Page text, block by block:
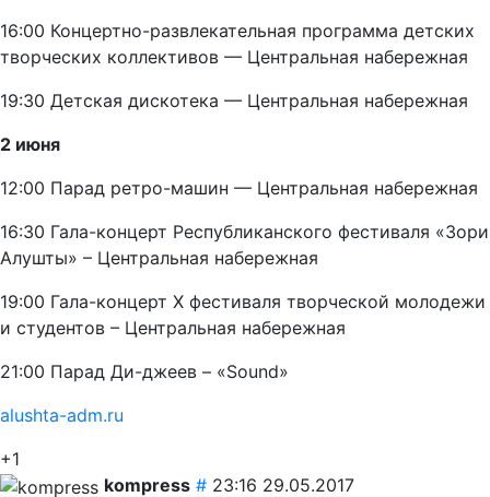
16:00 Концертно-развлекательная программа детских
творческих коллективов — Центральная набережная
19:30 Детская дискотека — Центральная набережная
2 июня
12:00 Парад ретро-машин — Центральная набережная
16:30 Гала-концерт Республиканского фестиваля «Зори
Алушты» – Центральная набережная
19:00 Гала-концерт X фестиваля творческой молодежи
и студентов – Центральная набережная
21:00 Парад Ди-джеев – «Sound»
alushta-adm.ru
+1
kompress # 23:16 29.05.2017